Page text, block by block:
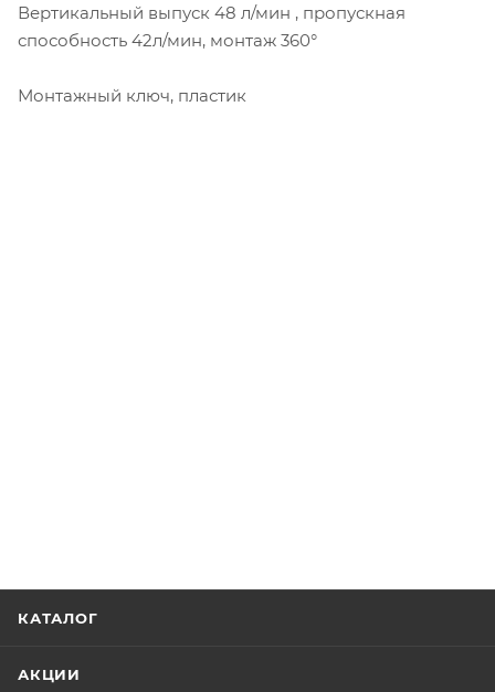
Вертикальный выпуск 48 л/мин , пропускная
способность 42л/мин, монтаж 360°
Монтажный ключ, пластик
КАТАЛОГ
АКЦИИ